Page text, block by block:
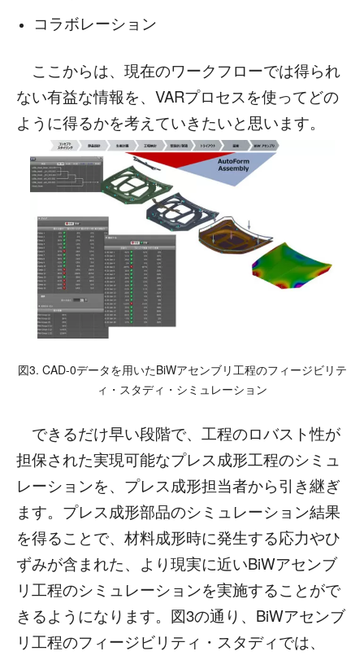
コラボレーション
ここからは、現在のワークフローでは得られ
ない有益な情報を、VARプロセスを使ってどの
ように得るかを考えていきたいと思います。
図3. CAD-0データを用いたBiWアセンブリ工程のフィージビリテ
ィ・スタディ・シミュレーション
できるだけ早い段階で、工程のロバスト性が
担保された実現可能なプレス成形工程のシミュ
レーションを、プレス成形担当者から引き継ぎ
ます。プレス成形部品のシミュレーション結果
を得ることで、材料成形時に発生する応力やひ
ずみが含まれた、より現実に近いBiWアセンブ
リ工程のシミュレーションを実施することがで
きるようになります。図3の通り、BiWアセンブ
リ工程のフィージビリティ・スタディでは、